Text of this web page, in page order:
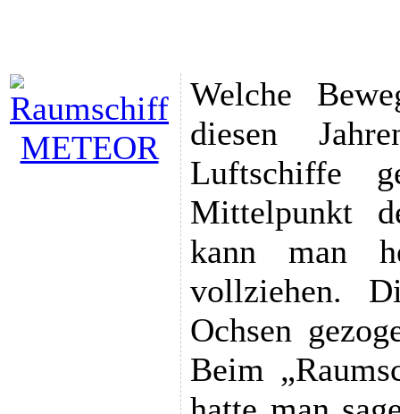
Welche
diesen
Luftschiffe
Mittelpunkt
kann man
vollziehen.
Ochsen
Beim